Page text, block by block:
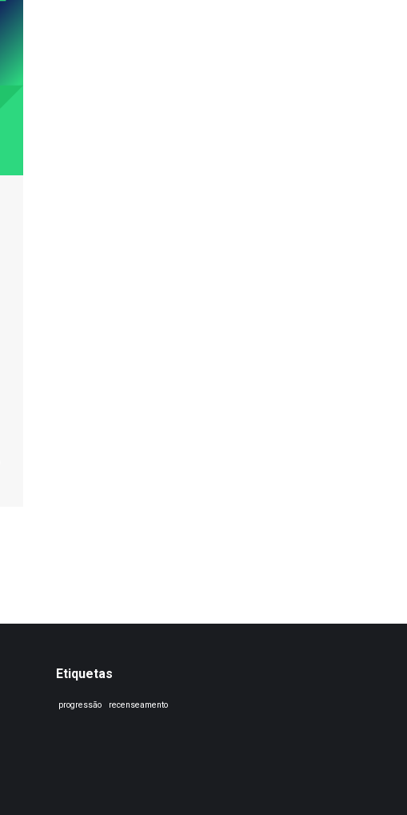
Etiquetas
progressão recenseamento